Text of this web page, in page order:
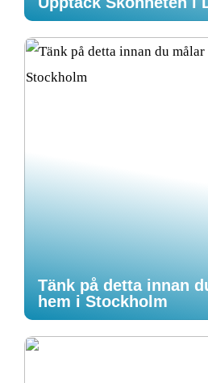
Tänk på detta innan
hem i Stockholm